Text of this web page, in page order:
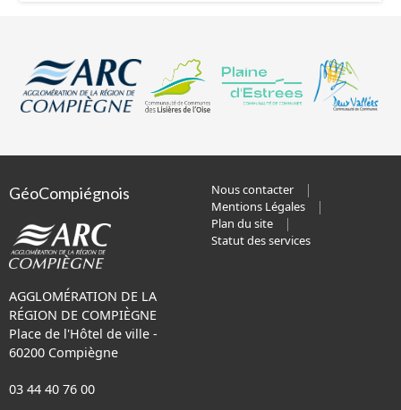
GéoCompiégnois
AGGLOMÉRATION DE LA
RÉGION DE COMPIÈGNE
Place de l'Hôtel de ville -
60200 Compiègne
03 44 40 76 00
Nous contacter
Mentions Légales
Plan du site
Statut des services